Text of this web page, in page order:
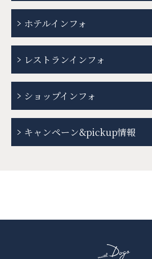
ホテルインフォ
レストランインフォ
ショップインフォ
キャンペーン&pickup情報